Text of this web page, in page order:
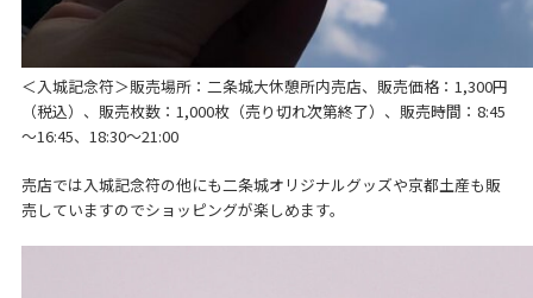
＜入城記念符＞販売場所：二条城大休憩所内売店、販売価格：1,300円
（税込）、販売枚数：1,000枚（売り切れ次第終了）、販売時間：8:45
～16:45、18:30～21:00
売店では入城記念符の他にも二条城オリジナルグッズや京都土産も販
売していますのでショッピングが楽しめます。